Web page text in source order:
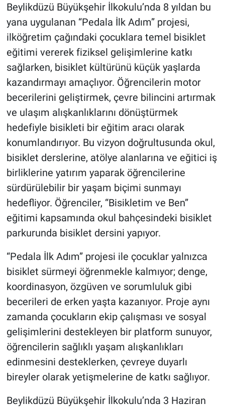
Beylikdüzü Büyükşehir İlkokulu’nda 8 yıldan bu
yana uygulanan “Pedala İlk Adım” projesi,
ilköğretim çağındaki çocuklara temel bisiklet
eğitimi vererek fiziksel gelişimlerine katkı
sağlarken, bisiklet kültürünü küçük yaşlarda
kazandırmayı amaçlıyor. Öğrencilerin motor
becerilerini geliştirmek, çevre bilincini artırmak
ve ulaşım alışkanlıklarını dönüştürmek
hedefiyle bisikleti bir eğitim aracı olarak
konumlandırıyor. Bu vizyon doğrultusunda okul,
bisiklet derslerine, atölye alanlarına ve eğitici iş
birliklerine yatırım yaparak öğrencilerine
sürdürülebilir bir yaşam biçimi sunmayı
hedefliyor. Öğrenciler, “Bisikletim ve Ben”
eğitimi kapsamında okul bahçesindeki bisiklet
parkurunda bisiklet dersini yapıyor.
“Pedala İlk Adım” projesi ile çocuklar yalnızca
bisiklet sürmeyi öğrenmekle kalmıyor; denge,
koordinasyon, özgüven ve sorumluluk gibi
becerileri de erken yaşta kazanıyor. Proje aynı
zamanda çocukların ekip çalışması ve sosyal
gelişimlerini destekleyen bir platform sunuyor,
öğrencilerin sağlıklı yaşam alışkanlıkları
edinmesini desteklerken, çevreye duyarlı
bireyler olarak yetişmelerine de katkı sağlıyor.
Beylikdüzü Büyükşehir İlkokulu’nda 3 Haziran